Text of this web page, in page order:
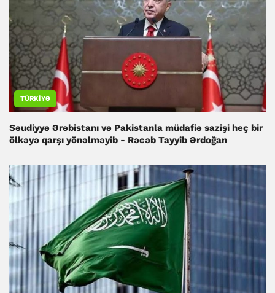
TÜRKIYƏ
Səudiyyə Ərəbistanı və Pakistanla müdafiə sazişi heç bir
ölkəyə qarşı yönəlməyib - Rəcəb Tayyib Ərdoğan